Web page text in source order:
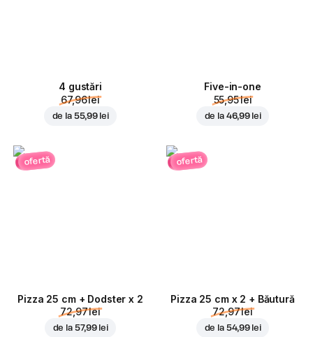
4 gustări
67,96 lei
de la 55,99 lei
Five-in-one
55,95 lei
de la 46,99 lei
ofertă
Pizza 25 cm + Dodster x 2
72,97 lei
de la 57,99 lei
ofertă
Pizza 25 cm x 2 + Băutură
72,97 lei
de la 54,99 lei